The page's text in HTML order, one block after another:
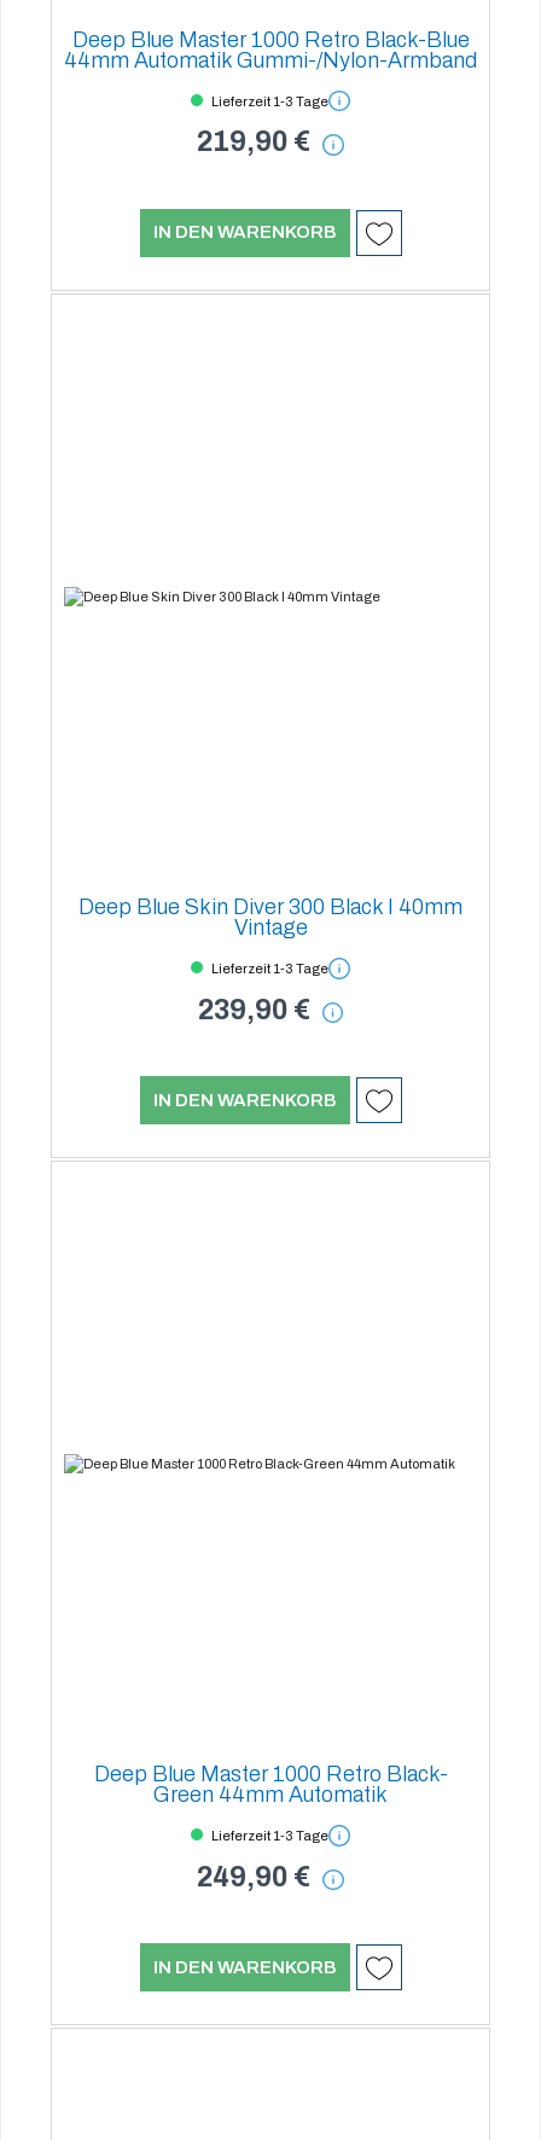
Deep Blue Master 1000 Retro Black-Blue
44mm Automatik Gummi-/Nylon-Armband
Lieferzeit 1-3 Tage
219,90 €
IN DEN WARENKORB
Deep Blue Skin Diver 300 Black I 40mm
Vintage
Lieferzeit 1-3 Tage
239,90 €
IN DEN WARENKORB
Deep Blue Master 1000 Retro Black-
Green 44mm Automatik
Lieferzeit 1-3 Tage
249,90 €
IN DEN WARENKORB